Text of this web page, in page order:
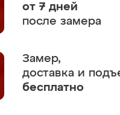
от 7 дней
после замера
Замер,
доставка и
бесплатно